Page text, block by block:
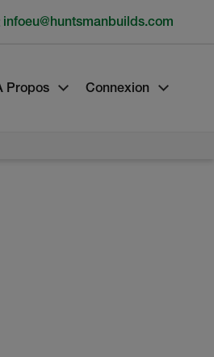
Propos Connexion
infoeu@huntsmanbuilds.com